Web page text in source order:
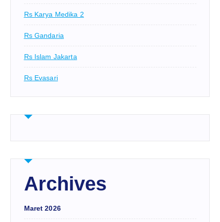
Rs Karya Medika 2
Rs Gandaria
Rs Islam Jakarta
Rs Evasari
Archives
Maret 2026